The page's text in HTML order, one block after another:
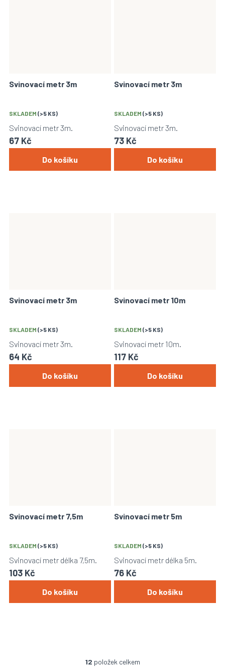
Svinovací metr 3m
SKLADEM (>5 KS)
67 Kč
Do košíku
Svinovací metr 3m.
Svinovací metr 3m
SKLADEM (>5 KS)
73 Kč
Do košíku
Svinovací metr 3m.
Svinovací metr 3m
SKLADEM (>5 KS)
64 Kč
Do košíku
Svinovací metr 3m.
Svinovací metr 10m
SKLADEM (>5 KS)
117 Kč
Do košíku
Svinovací metr 10m.
Svinovací metr 7,5m
SKLADEM (>5 KS)
103 Kč
Do košíku
Svinovací metr délka 7,5m.
Svinovací metr 5m
SKLADEM (>5 KS)
76 Kč
Do košíku
Svinovací metr délka 5m.
O
12 položek celkem